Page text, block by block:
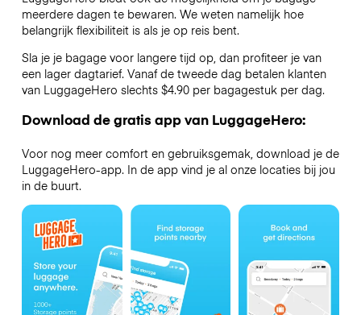
meerdere dagen te bewaren. We weten namelijk hoe
belangrijk flexibiliteit is als je op reis bent.
Sla je je bagage voor langere tijd op, dan profiteer je van
een lager dagtarief. Vanaf de tweede dag betalen klanten
van LuggageHero slechts $4.90 per bagagestuk per dag.
Download de gratis app van LuggageHero:
Voor nog meer comfort en gebruiksgemak, download je de
LuggageHero-app. In de app vind je al onze locaties bij jou
in de buurt.